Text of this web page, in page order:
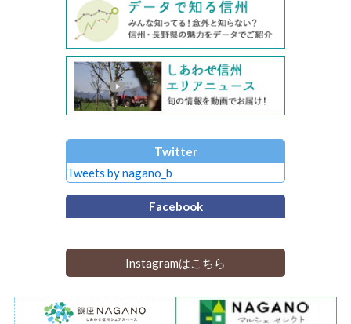
Twitter
Tweets by nagano_b
Facebook
Instagramはこちら